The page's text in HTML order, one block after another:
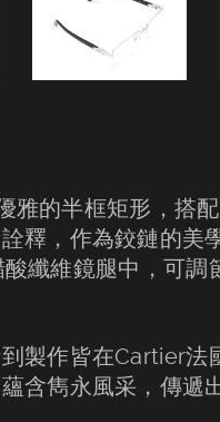
優雅的半框矩形，搭
釋，作為鉸鏈的美
纖維鏡腿中，可調
製作皆在Cartier法
含雋永風采，傳遞